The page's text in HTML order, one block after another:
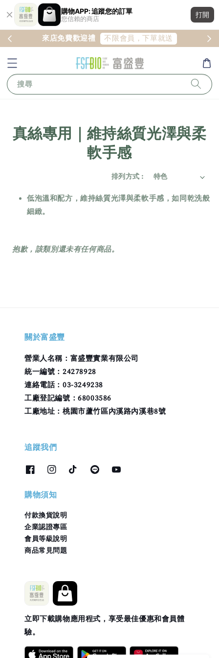
購物APP: 追蹤您的訂單
您信賴的商店
打開
冊 來店免費歡迎禮 不限會員，下單就送
搜尋
真絲專用｜維持絲質光澤與柔
軟手感
排列方式 :
低泡溫和配方，維持絲質光澤與柔軟手感，如同乾洗般
細緻。
抱歉，該類別還未有任何商品。
關於富盛豐
營業人名稱：富盛豐實業有限公司
統一編號：24278928
連絡電話：03-3249238
工廠登記編號：68003586
工廠地址：桃園市蘆竹區內溪路內溪巷8號
追蹤我們
購物須知
付款換貨說明
企業認證專區
會員等級說明
商品常見問題
立即下載購物應用程式，享受最佳優惠和會員體
驗。